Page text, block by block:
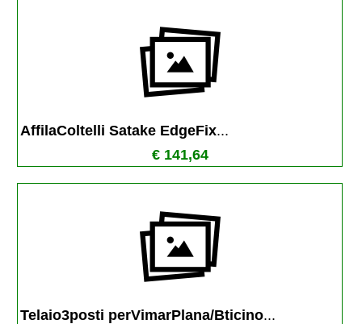
AffilaColtelli Satake EdgeFix...
€ 141,64
Telaio3posti perVimarPlana/Bticino...